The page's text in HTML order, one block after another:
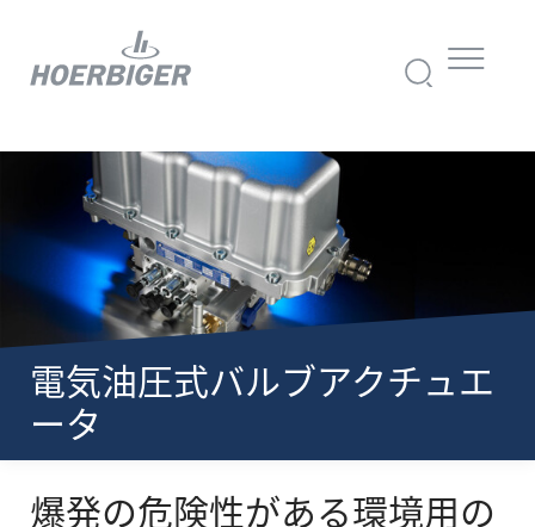
電気油圧式バルブアクチュエ
ータ
爆発の危険性がある環境用の